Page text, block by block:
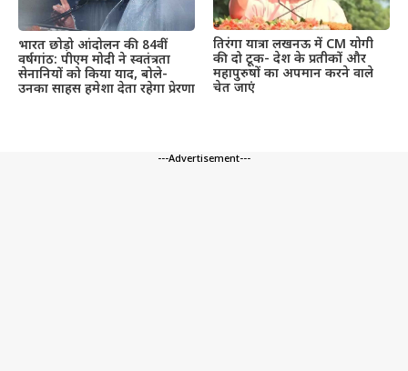
भारत छोड़ो आंदोलन की 84वीं
वर्षगांठ: पीएम मोदी ने स्वतंत्रता
सेनानियों को किया याद, बोले-
उनका साहस हमेशा देता रहेगा प्रेरणा
तिरंगा यात्रा लखनऊ में CM योगी
की दो टूक- देश के प्रतीकों और
महापुरुषों का अपमान करने वाले
चेत जाएं
---Advertisement---